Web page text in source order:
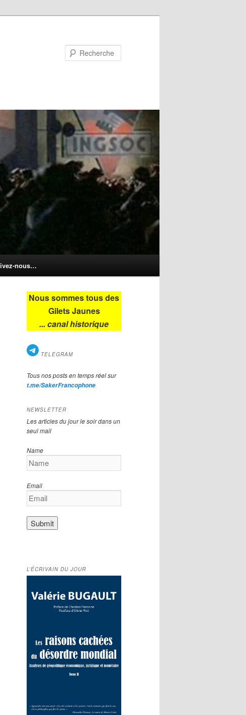
nous…
humanitaire
Nous sommes tous des
Gilets Jaunes
... canal historique
TELEGRAM
Tous nos posts en temps réel sur
t.me/SakerFrancophone
NEWSLETTER
Les articles du jour le soir dans un
seul mail
Name
Email
L’ÉCRIVAIN DU JOUR